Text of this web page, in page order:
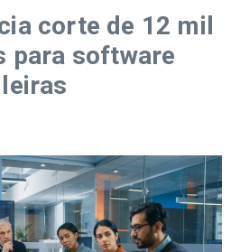
corte de 12 mil
para software